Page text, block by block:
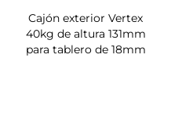
Cajón exterior Vertex
40kg de altura 131mm
para tablero de 18mm